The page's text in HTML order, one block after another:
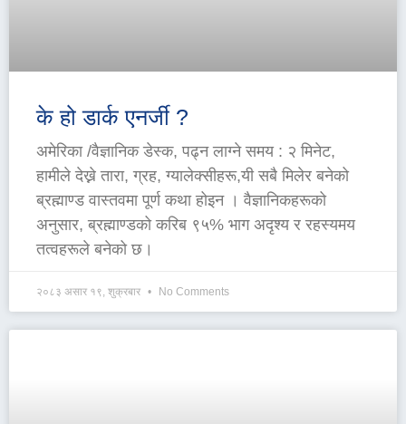
के हो डार्क एनर्जी ?
अमेरिका /वैज्ञानिक डेस्क, पढ्न लाग्ने समय : २ मिनेट,
हामीले देख्ने तारा, ग्रह, ग्यालेक्सीहरू,यी सबै मिलेर बनेको
ब्रह्माण्ड वास्तवमा पूर्ण कथा होइन । वैज्ञानिकहरूको
अनुसार, ब्रह्माण्डको करिब ९५% भाग अदृश्य र रहस्यमय
तत्वहरूले बनेको छ।
२०८३ असार १९, शुक्रबार No Comments